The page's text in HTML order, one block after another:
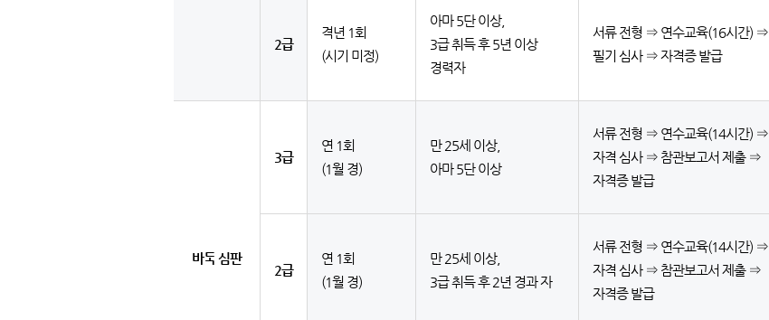
2급
격년 1회
(시기 미정)
아마 5단 이상,
3급 취득 후 5년 이상
경력자
서류 전형 ⇒ 연수교육(16시간) ⇒
필기 심사 ⇒ 자격증 발급
바둑 심판
3급
연 1회
(1월 경)
만 25세 이상,
아마 5단 이상
서류 전형 ⇒ 연수교육(14시간) ⇒
자격 심사 ⇒ 참관보고서 제출 ⇒
자격증 발급
2급
연 1회
(1월 경)
만 25세 이상,
3급 취득 후 2년 경과 자
서류 전형 ⇒ 연수교육(14시간) ⇒
자격 심사 ⇒ 참관보고서 제출 ⇒
자격증 발급